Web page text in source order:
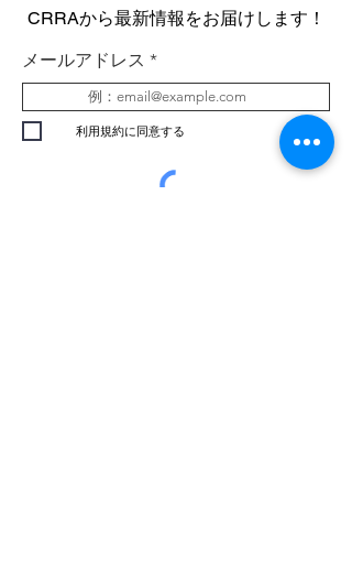
CRRAから最新情報をお届けします！
メールアドレス
利用規約に同意する